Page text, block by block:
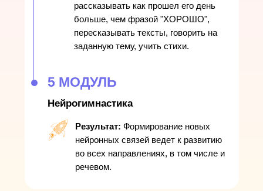
рассказывать как прошел его день
больше, чем фразой "ХОРОШО",
пересказывать тексты, говорить на
заданную тему, учить стихи.
5 МОДУЛЬ
Нейрогимнастика
Результат: Формирование новых
нейронных связей ведет к развитию
во всех направлениях, в том числе и
речевом.